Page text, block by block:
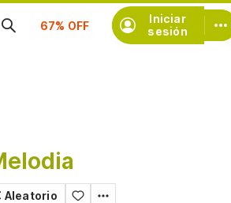
Iniciar
sesión
Suscríbete
Aleatorio